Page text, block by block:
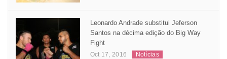
Leonardo Andrade substitui Jeferson
Santos na décima edição do Big Way
Fight
Oct 17, 2016 Notícias